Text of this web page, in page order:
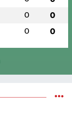
0 0
0 0